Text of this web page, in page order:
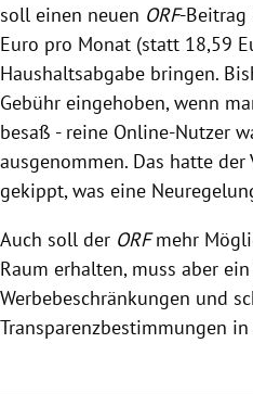
soll einen neuen ORF-Beitrag
Euro pro Monat (statt 18,59
Haushaltsabgabe bringen.
Gebühr eingehoben, wenn
besaß - reine Online-Nutzer
ausgenommen. Das hatte
gekippt, was eine
Auch soll der ORFmehr
Raum erhalten, muss aber
Werbebeschränkungen und
Transparenzbestimmungen